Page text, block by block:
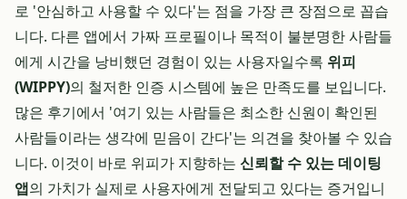
로 '안심하고 사용할 수 있다'는 점을 가장 큰 장점으로 꼽습
니다. 다른 앱에서 가짜 프로필이나 목적이 불분명한 사람들
에게 시간을 낭비했던 경험이 있는 사용자일수록 위피
(WIPPY)의 철저한 인증 시스템에 높은 만족도를 보입니다.
많은 후기에서 '여기 있는 사람들은 최소한 신원이 확인된
사람들이라는 생각에 믿음이 간다'는 의견을 찾아볼 수 있습
니다. 이것이 바로 위피가 지향하는 신뢰할 수 있는 데이팅
앱의 가치가 실제로 사용자에게 전달되고 있다는 증거입니